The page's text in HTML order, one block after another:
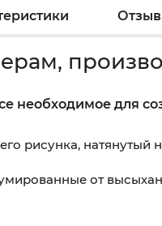
необходимое для
рисунка,
от